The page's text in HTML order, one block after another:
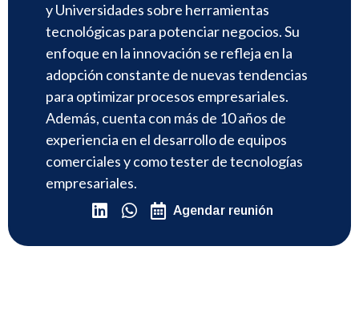
y Universidades sobre herramientas
tecnológicas para potenciar negocios. Su
enfoque en la innovación se refleja en la
adopción constante de nuevas tendencias
para optimizar procesos empresariales.
Además, cuenta con más de 10 años de
experiencia en el desarrollo de equipos
comerciales y como tester de tecnologías
empresariales.
Agendar reunión